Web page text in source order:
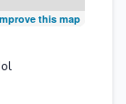
this map